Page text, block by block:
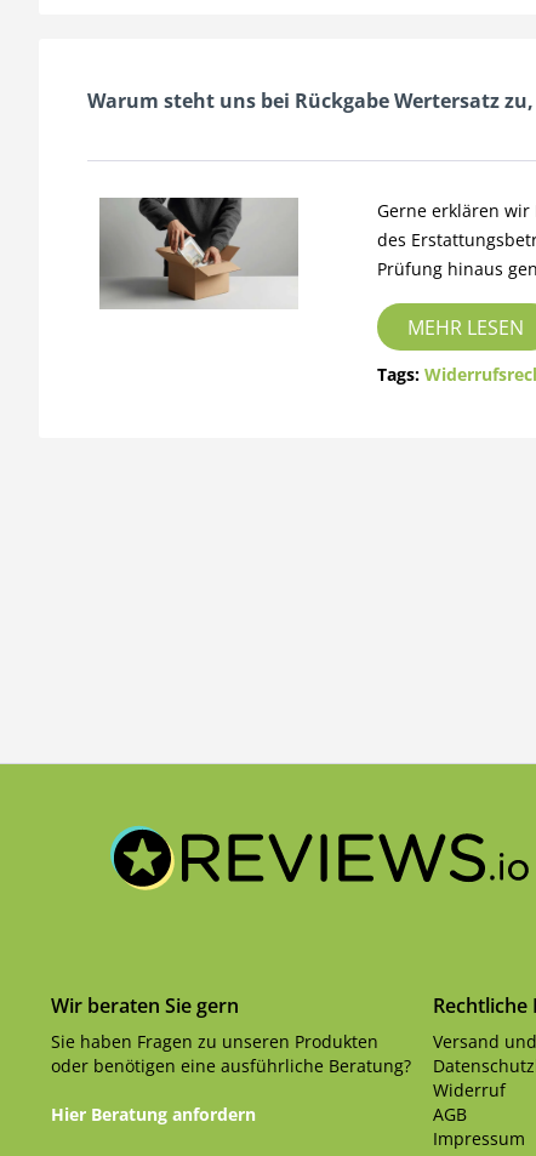
Warum steht uns bei Rückgabe Wertersatz
Gerne erklären
des
Prüfung hinaus
MEHR LESEN
Tags:
Wir beraten Sie gern
Sie haben Fragen zu unseren Produkten
oder benötigen eine ausführliche Beratung?
Hier Beratung anfordern
Versand
Widerruf
AGB
Impressum